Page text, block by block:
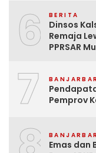
6 BERITA
Dinsos
Remaja
PPRSAR
7
Pemprov
Emas dan